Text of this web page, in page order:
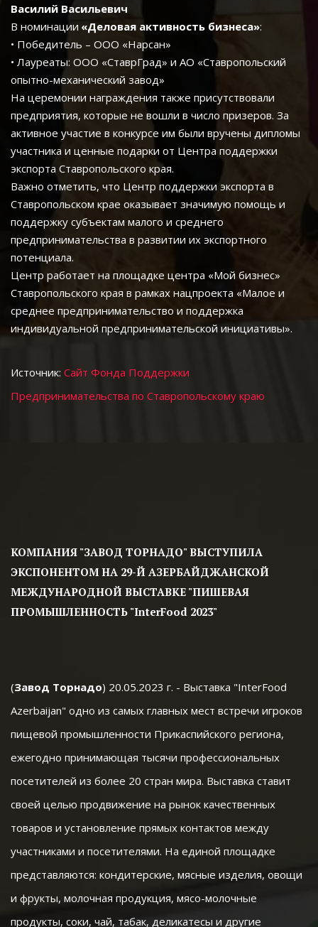
Василий Васильевич
В номинации «Деловая активность бизнеса»:
• Победитель – ООО «Нарсан»
• Лауреаты: ООО «СтаврГрад» и АО «Ставропольский
опытно-механический завод»
На церемонии награждения также присутствовали
предприятия, которые не вошли в число призеров. За
активное участие в конкурсе им были вручены дипломы
участника и ценные подарки от Центра поддержки
экспорта Ставропольского края.
Важно отметить, что Центр поддержки экспорта в
Ставропольском крае оказывает значимую помощь и
поддержку субъектам малого и среднего
предпринимательства в развитии их экспортного
потенциала.
Центр работает на площадке центра «Мой бизнес»
Ставропольского края в рамках нацпроекта «Малое и
среднее предпринимательство и поддержка
индивидуальной предпринимательской инициативы».
Источник: Сайт Фонда Поддержки
Предпринимательства по Ставропольскому краю
КОМПАНИЯ "ЗАВОД ТОРНАДО" ВЫСТУПИЛА
ЭКСПОНЕНТОМ НА 29-Й АЗЕРБАЙДЖАНСКОЙ
МЕЖДУНАРОДНОЙ ВЫСТАВКЕ "ПИШЕВАЯ
ПРОМЫШЛЕННОСТЬ "InterFood 2023"
(Завод Торнадо) 20.05.2023 г. - Выставка "InterFood
Azerbaijan" одно из самых главных мест встречи игроков
пищевой промышленности Прикаспийского региона,
ежегодно принимающая тысячи профессиональных
посетителей из более 20 стран мира. Выставка ставит
своей целью продвижение на рынок качественных
товаров и установление прямых контактов между
участниками и посетителями. На единой площадке
представляются: кондитерские, мясные изделия, овощи
и фрукты, молочная продукция, мясо-молочные
продукты, соки, чай, табак, деликатесы и другие